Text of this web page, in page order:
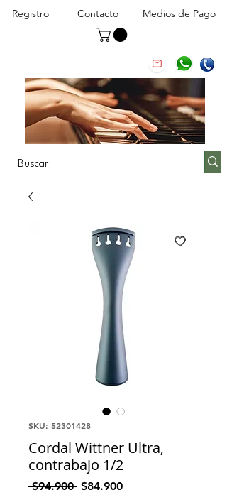
Registro Contacto Medios de Pago
SKU: 52301428
Cordal Wittner Ultra,
contrabajo 1/2
$94.900 Precio
$84.900Precio